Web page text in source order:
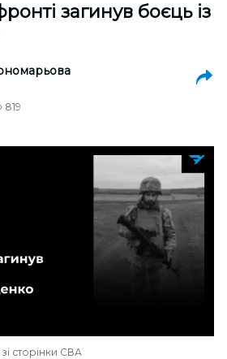
загинув боєць із
819
сторінки СВА